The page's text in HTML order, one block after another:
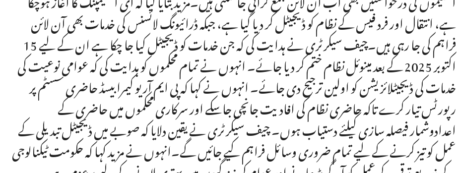
ہے، انتقال اور فرد فیس کے نظام کو ڈیجیٹل کر دیا گیا ہے، جبکہ ڈرائیونگ لائسنس کی خدمات بھی آن لائن
فراہم کی جا رہی ہیں۔چیف سیکرٹری نے ہدایت کی کہ جن خدمات کو ڈیجیٹل کیا جا چکا ہے ان کے لیے 15
اکتوبر 2025 کے بعد مینوئل نظام ختم کر دیا جائے۔ انہوں نے تمام محکموں کو ہدایت کی کہ عوامی نوعیت کی
خدمات کی ڈیجیٹلائزیشن کو اولین ترجیح دی جائے۔ انہوں نے کہا کہ پی ایم آر یو کیمرا بیسڈ حاضری سسٹم پر
رپورٹس تیار کرے تاکہ حاضری نظام کی افادیت جانچی جاسکے اور سرکاری محکموں میں حاضری کے
اعدادوشمار فیصلہ سازی کیلئے دستیاب ہوں۔ چیف سیکرٹری نے یقین دلایا کہ صوبے میں ڈیجیٹل تبدیلی کے
عمل کو تیز کرنے کے لیے تمام ضروری وسائل فراہم کیے جائیں گے۔انہوں نے مزید کہا کہ حکومت ٹیکنالوجی